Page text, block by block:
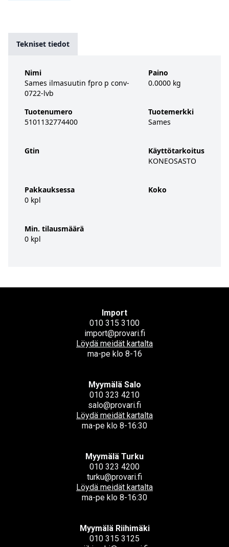
Tekniset tiedot
Nimi
Sames ilmasuutin fpro p conv-
0722-lvb
Tuotenumero
5101132774400
Gtin
Pakkauksessa
0 kpl
Min. tilausmäärä
0 kpl
Paino
0.0000 kg
Tuotemerkki
Sames
Käyttötarkoitus
KONEOSASTO
Koko
Import
010 315 3100
import@provari.fi
Löydä meidät kartalta
ma-pe klo 8-16
Myymälä Salo
010 323 4210
salo@provari.fi
Löydä meidät kartalta
ma-pe klo 8-16:30
Myymälä Turku
010 323 4200
turku@provari.fi
Löydä meidät kartalta
ma-pe klo 8-16:30
Myymälä Riihimäki
010 315 3125